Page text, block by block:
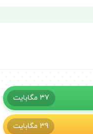
37 مگابایت
39 مگابایت